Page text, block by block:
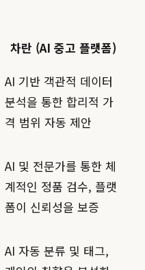
차란 (AI 중고 플랫폼)
AI 기반 객관적 데이터
분석을 통한 합리적 가
격 범위 자동 제안
AI 및 전문가를 통한 체
계적인 정품 검수, 플랫
폼이 신뢰성을 보증
AI 자동 분류 및 태그,